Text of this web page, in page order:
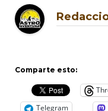
Comparte esto:
Telegram